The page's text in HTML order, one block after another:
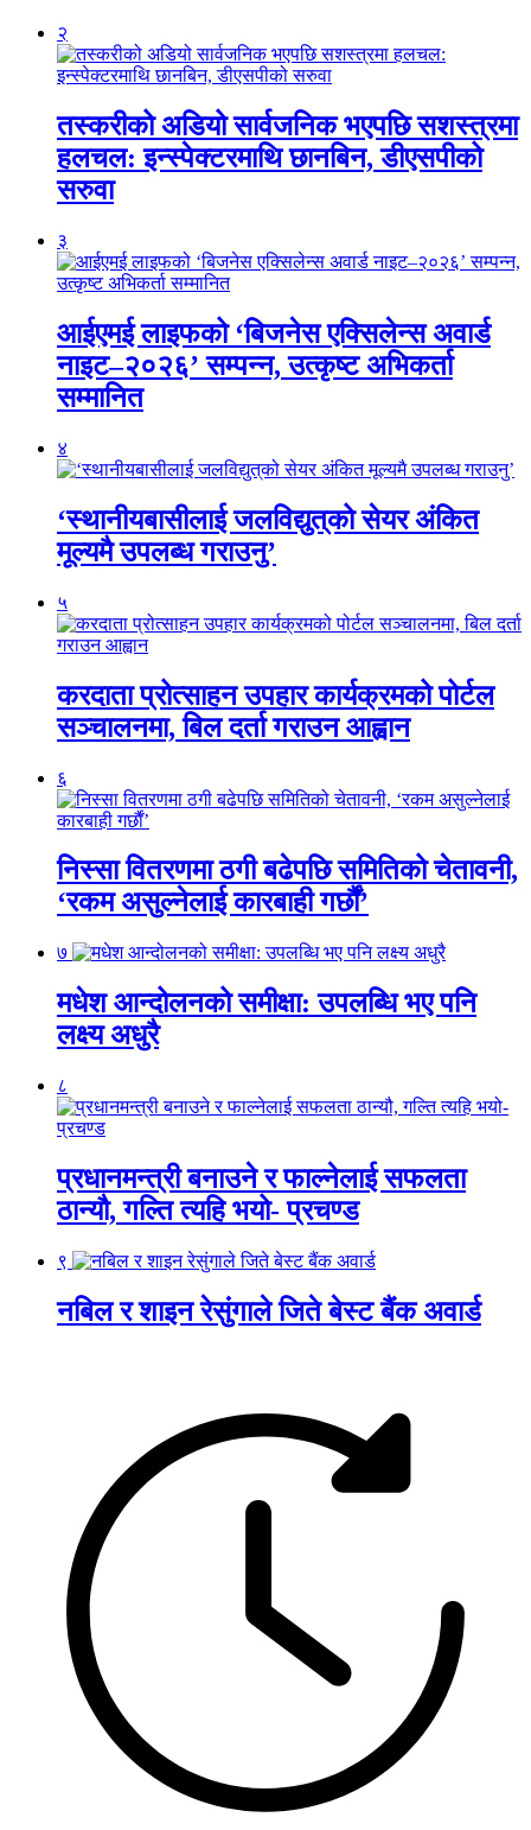
२
तस्करीको अडियो सार्वजनिक भएपछि सशस्त्रमा
हलचल: इन्स्पेक्टरमाथि छानबिन, डीएसपीको
सरुवा
३
आईएमई लाइफको ‘बिजनेस एक्सिलेन्स अवार्ड
नाइट–२०२६’ सम्पन्न, उत्कृष्ट अभिकर्ता
सम्मानित
४
‘स्थानीयबासीलाई जलविद्युत्‌को सेयर अंकित
मूल्यमै उपलब्ध गराउनु’
५
करदाता प्रोत्साहन उपहार कार्यक्रमको पोर्टल
सञ्चालनमा, बिल दर्ता गराउन आह्वान
६
निस्सा वितरणमा ठगी बढेपछि समितिको चेतावनी,
‘रकम असुल्नेलाई कारबाही गर्छाैं’
७
मधेश आन्दोलनको समीक्षा: उपलब्धि भए पनि
लक्ष्य अधुरै
८
प्रधानमन्त्री बनाउने र फाल्नेलाई सफलता
ठान्यौ, गल्ति त्यहि भयो- प्रचण्ड
९
नबिल र शाइन रेसुंगाले जिते बेस्ट बैंक अवार्ड